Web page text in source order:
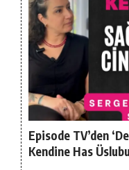
Episode TV’den
Kendine Has